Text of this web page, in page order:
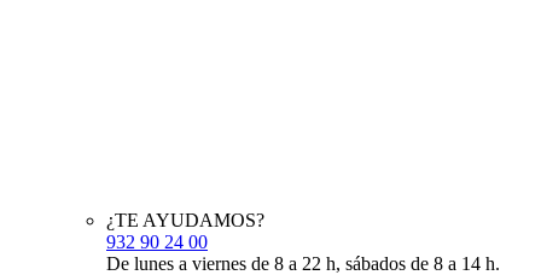
¿TE AYUDAMOS?
932 90 24 00
De lunes a viernes de 8 a 22 h, sábados de 8 a 14 h.